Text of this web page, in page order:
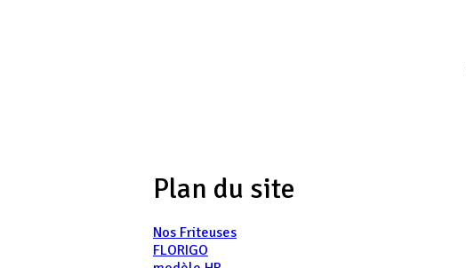
Plan du site
Nos Friteuses
FLORIGO